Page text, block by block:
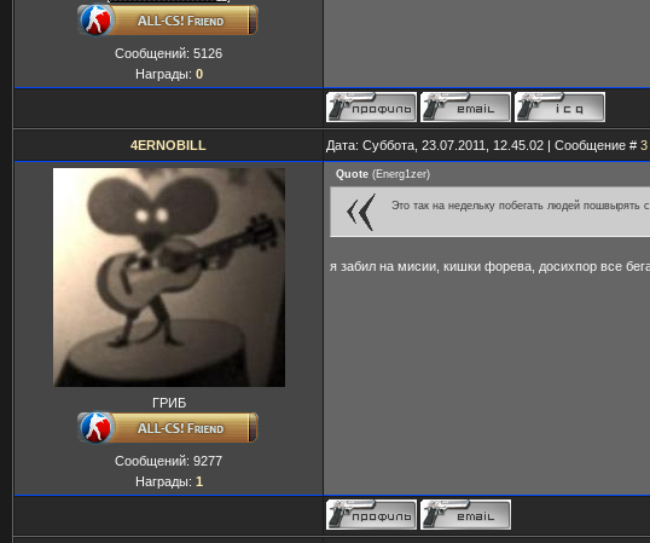
Сообщений: 5126
Награды: 0
4ERNOBILL Дата: Суббота, 23.07.2011, 12.45.02 | Сообщение # 3
ГРИБ
Сообщений: 9277
Награды: 1
Quote (Energ1zer)
Это так на недельку побегать людей пошвырять
я забил на мисии, кишки форева, досихпор все